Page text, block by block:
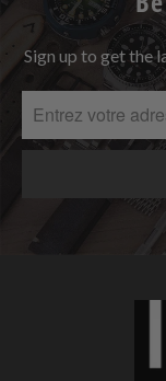
Sign up to get the